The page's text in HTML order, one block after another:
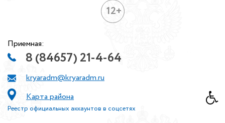
12+
Приемная:
8 (84657) 21-4-64
kryaradm@kryaradm.ru
Карта района
Реестр официальных аккаунтов в соцсетях